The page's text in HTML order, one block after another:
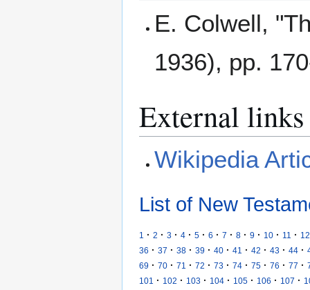
E. Colwell,
1936), pp.
External links
Wikipedia
List of New
1 · 2 · 3 · 4 · 5 · 6 · 7 · 8 · 9 · 10 · 11 · 12
36 · 37 · 38 · 39 · 40 · 41 · 42 · 43 · 44 ·
69 · 70 · 71 · 72 · 73 · 74 · 75 · 76 · 77 ·
101
· 102 · 103 · 104 · 105 · 106 · 107 ·